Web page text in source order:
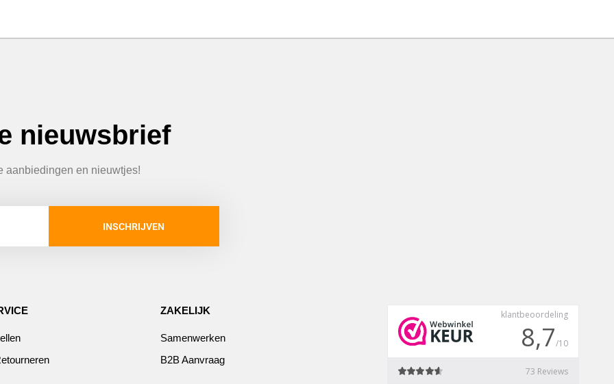
nieuwsbrief
aanbiedingen en nieuwtjes!
INSCHRIJVEN
ZAKELIJK
Samenwerken
B2B Aanvraag